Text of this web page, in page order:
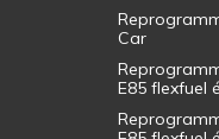
Car
E85 flexfuel